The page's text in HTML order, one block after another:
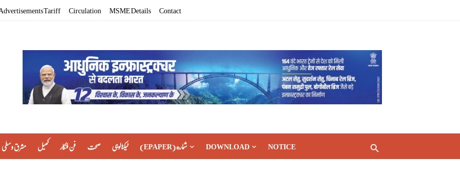
Tariff Circulation MSME Details Contact
مشرق وسطی کھیل فن فنکار صحت ٹیکنالوجی (EPAPER) شماره DOWNLOAD NOTICE